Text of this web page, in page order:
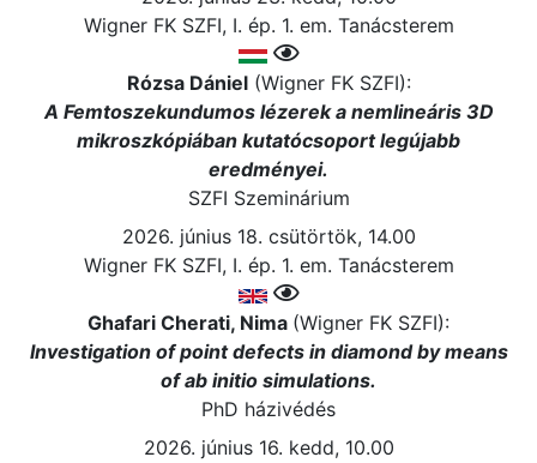
Wigner FK SZFI, I. ép. 1. em. Tanácsterem
Rózsa Dániel(Wigner FK SZFI):
A Femtoszekundumos lézerek a nemlineáris 3D
mikroszkópiában kutatócsoport legújabb
eredményei.
SZFI Szeminárium
2026. június 18. csütörtök, 14.00
Wigner FK SZFI, I. ép. 1. em. Tanácsterem
Ghafari Cherati, Nima (Wigner FK SZFI):
Investigation of point defects in diamond by means
of ab initio simulations.
PhD házivédés
2026. június 16. kedd, 10.00